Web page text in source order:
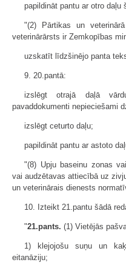
papildināt pantu ar otro daļu
"(2) Pārtikas un
veterinārārsts ir Zemkopības
uzskatīt līdzšinējo panta
9. 20.pantā:
izslēgt otrajā daļā
pavaddokumenti nepieciešami
izslēgt ceturto daļu;
papildināt pantu ar astoto
"(8) Upju baseinu zonas
vai audzētavas attiecībā uz
un veterinārais dienests
10. Izteikt 21.pantu šādā
"21.pants. (1) Vietējās
1) klejojošu suņu un
eitanāziju;